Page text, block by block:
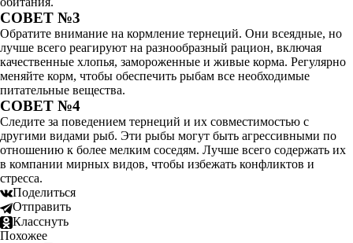
СОВЕТ №3
Обратите внимание на кормление тернеций. Они всеядные, но
лучше всего реагируют на разнообразный рацион, включая
качественные хлопья, замороженные и живые корма. Регулярно
меняйте корм, чтобы обеспечить рыбам все необходимые
питательные вещества.
СОВЕТ №4
Следите за поведением тернеций и их совместимостью с
другими видами рыб. Эти рыбы могут быть агрессивными по
отношению к более мелким соседям. Лучше всего содержать их
в компании мирных видов, чтобы избежать конфликтов и
стресса.
Поделиться
Отправить
Класснуть
Похожее